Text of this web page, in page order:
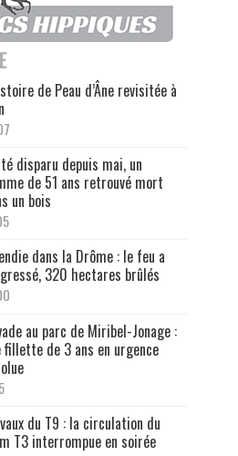
de Peau d’Âne revisitée à
disparu depuis mai, un
de 51 ans retrouvé mort
un bois
dans la Drôme : le feu a
320 hectares brûlés
au parc de Miribel-Jonage :
fillette de 3 ans en urgence
du T9 : la circulation du
T3 interrompue en soirée